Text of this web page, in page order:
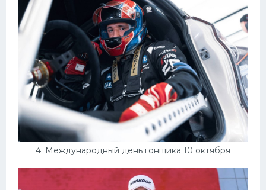
4. Международный день гонщика 10 октября